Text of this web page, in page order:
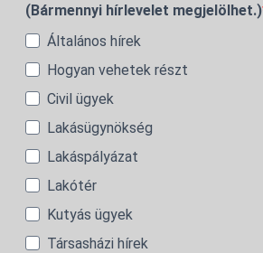
(Bármennyi hírlevelet megjelölhet.)
Általános hírek
Hogyan vehetek részt
Civil ügyek
Lakásügynökség
Lakáspályázat
Lakótér
Kutyás ügyek
Társasházi hírek